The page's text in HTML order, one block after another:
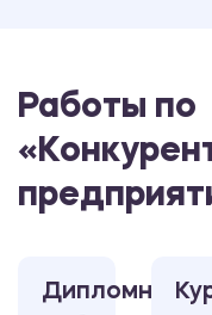
Работы по
Дипломная